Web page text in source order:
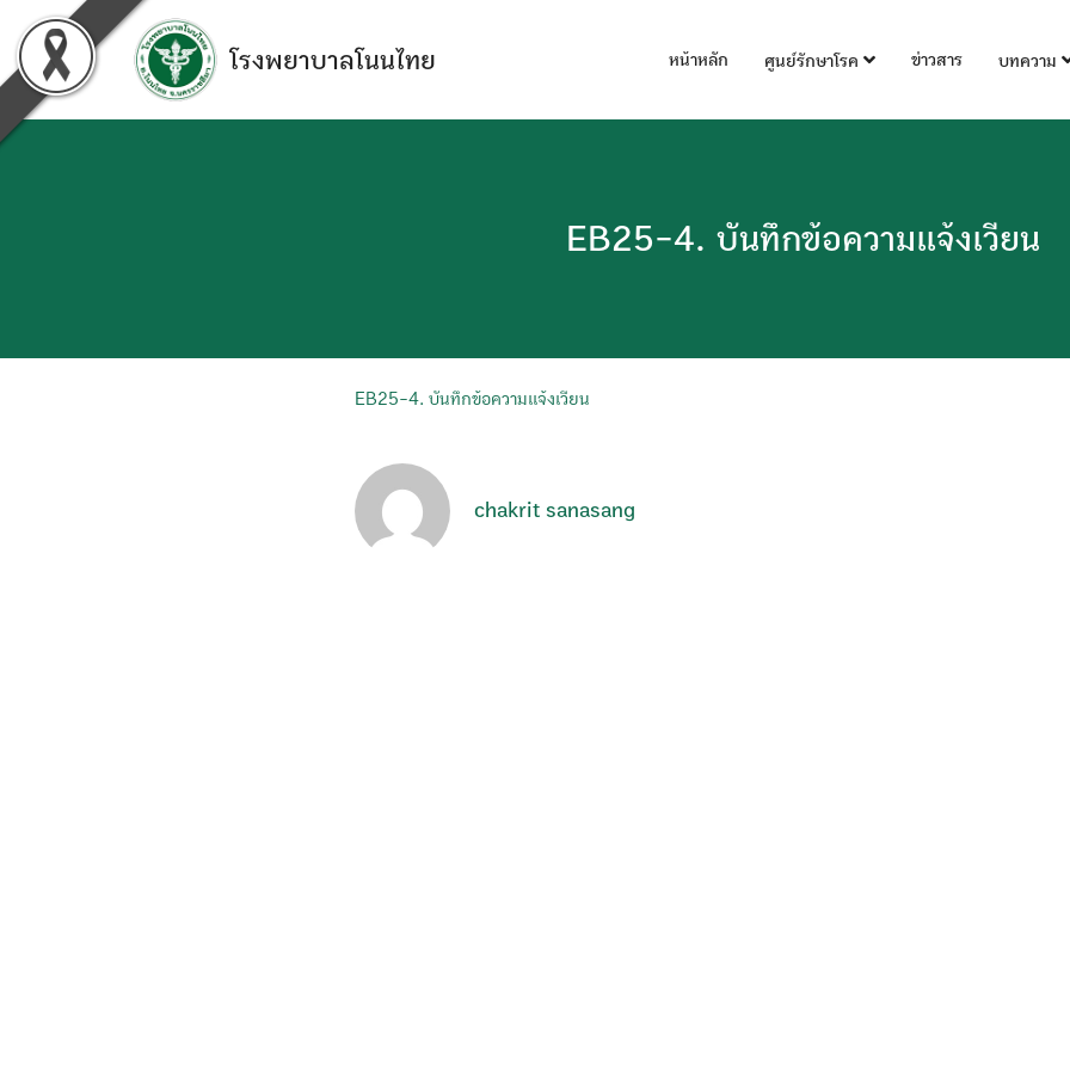
content
โรงพยาบาลโนนไทย หน้าหลัก ศูนย์รักษาโรค ข่าวสาร บทความ
EB25-4. บันทึกข้อความแจ้งเวียน
EB25-4. บันทึกข้อความแจ้งเวียน
chakrit sanasang